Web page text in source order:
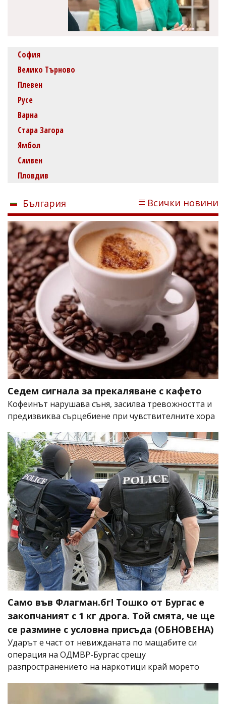
София
Велико Търново
Плевен
Русе
Варна
Стара Загора
Ямбол
Сливен
Пловдив
България Всички новини
Седем сигнала за прекаляване с кафето
Кофеинът нарушава съня, засилва тревожността и
предизвиква сърцебиене при чувствителните хора
Само във Флагман.бг! Тошко от Бургас е
закопчаният с 1 кг дрога. Той смята, че ще
се размине с условна присъда (ОБНОВЕНА)
Ударът е част от невижданата по мащабите си
операция на ОДМВР-Бургас срещу
разпространението на наркотици край морето